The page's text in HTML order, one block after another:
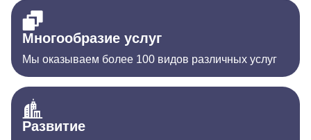
Многообразие услуг
Мы оказываем более 100 видов различных услуг
Развитие